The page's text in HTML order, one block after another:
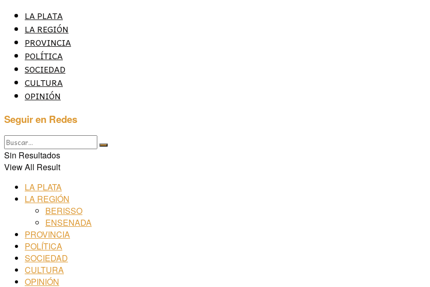
LA PLATA
LA REGIÓN
PROVINCIA
POLÍTICA
SOCIEDAD
CULTURA
OPINIÓN
Seguir en Redes
Sin Resultados
View All Result
LA PLATA
LA REGIÓN
BERISSO
ENSENADA
PROVINCIA
POLÍTICA
SOCIEDAD
CULTURA
OPINIÓN